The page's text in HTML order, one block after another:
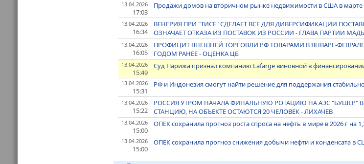
13.04.2026
17:03
Продажи домов на вторичном рынке недвижимости в США в марте
13.04.2026
16:34
ВЕНГРИЯ ПРИ "ТИСЕ" СДЕЛАЕТ ВСЕ ДЛЯ ДИВЕРСИФИКАЦИИ
ОЗНАЧАЕТ ОТКАЗА ИЗ ПОСТАВОК ИЗ РОССИИ - ГЛАВА ПАРТИИ
13.04.2026
16:05
ПРОФИЦИТ ВНЕШНЕЙ ТОРГОВЛИ РФ ТОВАРАМИ В ЯНВАРЕ-
ГОДОМ РАНЕЕ - ОЦЕНКА ЦБ
13.04.2026
15:49
Суд Парижа признал компанию Lafarge виновной в
13.04.2026
15:31
РФ и Индонезия смогут найти решение для поддержания
13.04.2026
15:22
РОССИЯ УТРОМ НАЧАЛА ФИНАЛЬНУЮ РОТАЦИЮ НА АЭС "БУШЕР"
СТАНЦИЮ, НА ОБЪЕКТЕ ОСТАЮТСЯ 20 ЧЕЛОВЕК - ЛИХАЧЕВ
13.04.2026
15:00
ОПЕК сохранила прогноз роста спроса на нефть в мире в 2026 г на
13.04.2026
15:00
ОПЕК сохранила прогноз снижения добычи нефти и конденсата в